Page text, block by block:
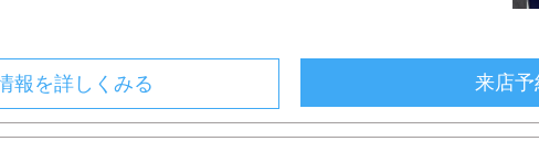
報を詳しくみる 来店